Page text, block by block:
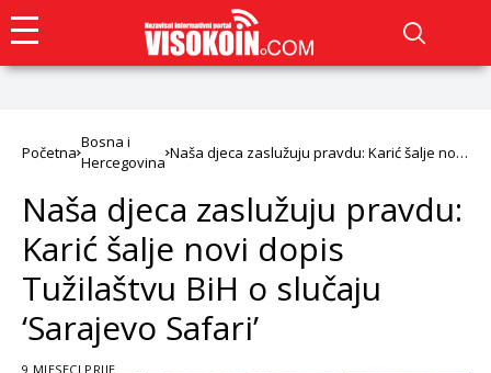
Početna
Bosna i
Hercegovina
Naša djeca zaslužuju pravdu: Karić šalje novi
Naša djeca zaslužuju pravdu:
Karić šalje novi dopis
Tužilaštvu BiH o slučaju
‘Sarajevo Safari’
9 MJESECI PRIJE